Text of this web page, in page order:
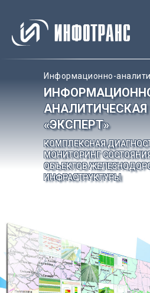
«ЭКСПЕРТ»
Информационно-
КОМПЛЕКСНАЯ
МОНИТОРИНГ
ОБЪЕКТОВ
ИНФРАСТРУКТУРЫ